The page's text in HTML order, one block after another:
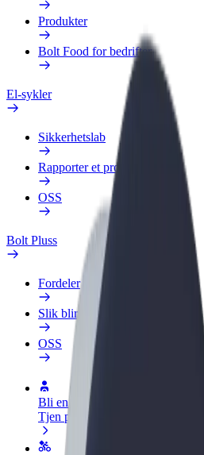
Produkter
Bolt Food for bedrifter
El-sykler
Sikkerhetslab
Rapporter et problem
OSS
Bolt Pluss
Fordeler
Slik blir du med
OSS
Bli en sjåfør
Tjen penger på egne vilkår